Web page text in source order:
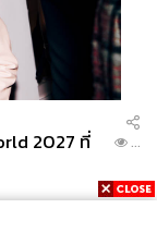
2027 ที่
...